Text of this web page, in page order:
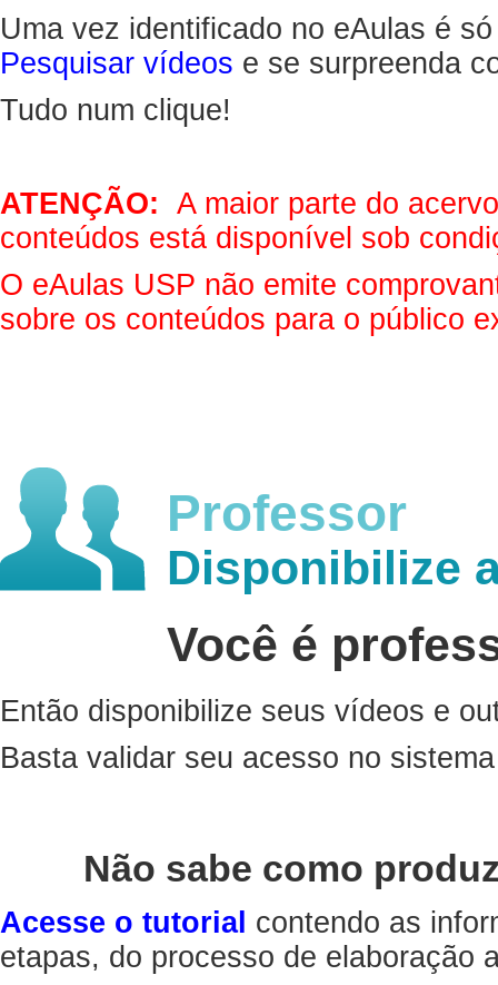
Uma vez identificado no eAulas é
Pesquisar vídeos e se surpreenda
Tudo num clique!
ATENÇÃO: A maior parte do
conteúdos está disponível sob
O eAulas USP não emite
sobre os conteúdos para o público
Professor
Disponibilize
Você é
Então disponibilize seus vídeos e
Basta validar seu acesso no
Não sabe como
Acesse o tutorial contendo as
etapas, do processo de elaboração